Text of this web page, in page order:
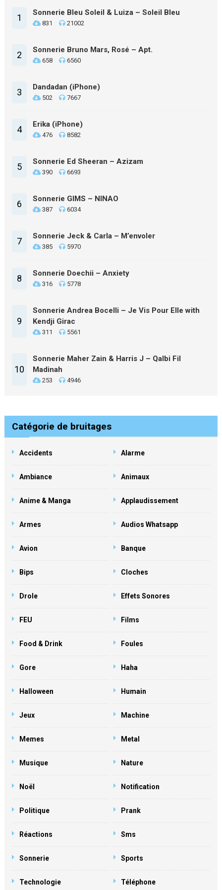
1 Sonnerie Bleu Soleil & Luiza – Soleil Bleu
831 21002
2 Sonnerie Bruno Mars, Rosé – Apt.
658 6560
3 Dandadan (iPhone)
502 7667
4 Erika (iPhone)
476 8582
5 Sonnerie Ed Sheeran – Azizam
390 6693
6 Sonnerie GIMS – NINAO
387 6034
7 Sonnerie Jeck & Carla – M’envoler
385 5970
8 Sonnerie Doechii – Anxiety
316 5778
9
Sonnerie Andrea Bocelli – Je Vis Pour Elle with
Kendji Girac
311 5561
10
Sonnerie Maher Zain & Harris J – Qalbi Fil
Madinah
253 4946
Catégorie de bruitages
Accidents Alarme
Ambiance Animaux
Anime & Manga Applaudissement
Armes Audios Whatsapp
Avion Banque
Bips Cloches
Drole Effets Sonores
FEU Films
Food & Drink Foules
Gore Haha
Halloween Humain
Jeux Machine
Memes Metal
Musique Nature
Noël Notification
Politique Prank
Réactions Sms
Sonnerie Sports
Technologie Téléphone